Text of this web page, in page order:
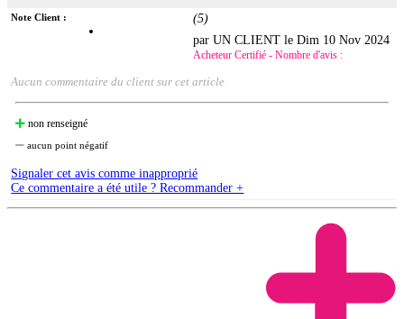
Note Client : (5)
par UN CLIENT leDim 10 Nov 2024
Acheteur Certifié - Nombre d'avis :
Aucun commentaire du client sur cet article
non renseigné
aucun point négatif
Signaler cet avis comme inapproprié
Ce commentaire a été utile ? Recommander +